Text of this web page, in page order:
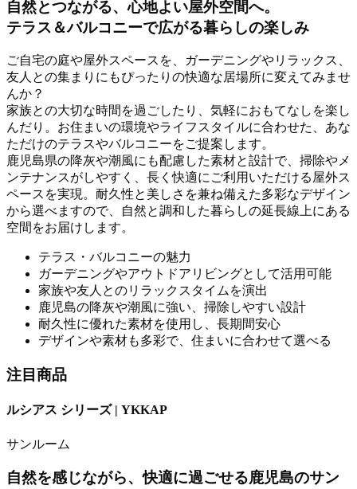
自然とつながる、心地よい屋外空間へ。
テラス＆バルコニーで広がる暮らしの楽しみ
ご自宅の庭や屋外スペースを、ガーデニングやリラックス、
友人との集まりにもぴったりの快適な居場所に変えてみませ
んか？
家族との大切な時間を過ごしたり、気軽におもてなしを楽し
んだり。お住まいの環境やライフスタイルに合わせた、あな
ただけのテラスやバルコニーをご提案します。
鹿児島県の降灰や潮風にも配慮した素材と設計で、掃除やメ
ンテナンスがしやすく、長く快適にご利用いただける屋外ス
ペースを実現。耐久性と美しさを兼ね備えた多彩なデザイン
から選べますので、自然と調和した暮らしの延長線上にある
空間をお届けします。
テラス・バルコニーの魅力
ガーデニングやアウトドアリビングとして活用可能
家族や友人とのリラックスタイムを演出
鹿児島の降灰や潮風に強い、掃除しやすい設計
耐久性に優れた素材を使用し、長期間安心
デザインや素材も多彩で、住まいに合わせて選べる
注目商品
ルシアス シリーズ | YKKAP
サンルーム
自然を感じながら、快適に過ごせる鹿児島のサン